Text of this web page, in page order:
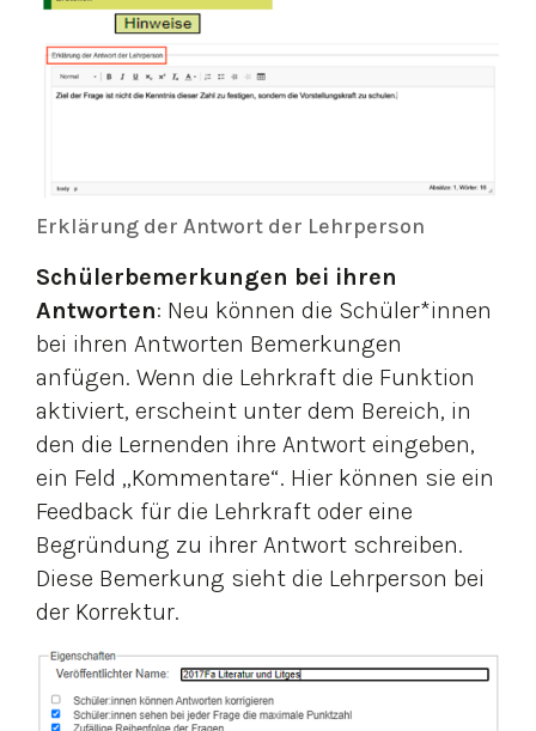
Erklärung der Antwort der Lehrperson
Schülerbemerkungen bei ihren
Antworten: Neu können die Schüler*innen
bei ihren Antworten Bemerkungen
anfügen. Wenn die Lehrkraft die Funktion
aktiviert, erscheint unter dem Bereich, in
den die Lernenden ihre Antwort eingeben,
ein Feld „Kommentare“. Hier können sie ein
Feedback für die Lehrkraft oder eine
Begründung zu ihrer Antwort schreiben.
Diese Bemerkung sieht die Lehrperson bei
der Korrektur.